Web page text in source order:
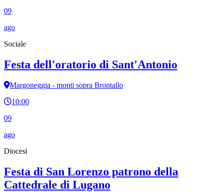
09
ago
Sociale
Festa dell'oratorio di Sant'Antonio
Margoneggia - monti sopra Brontallo
10:00
09
ago
Diocesi
Festa di San Lorenzo patrono della
Cattedrale di Lugano